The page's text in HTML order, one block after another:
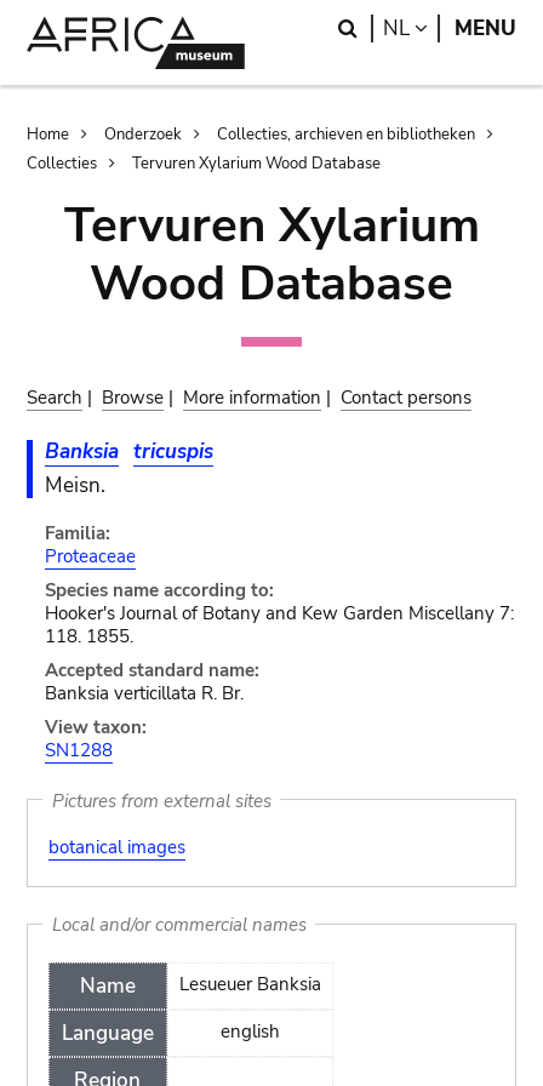
Search
NL LANGUAGE
MENU
Breadcrumb
Home Onderzoek
Collecties, archieven en bibliotheken
Collecties
Tervuren Xylarium Wood Database
Tervuren Xylarium
Wood Database
Search | Browse | More information | Contact persons
Banksia tricuspis
Meisn.
Familia:
Proteaceae
Species name according to:
Hooker's Journal of Botany and Kew Garden Miscellany 7:
118. 1855.
Accepted standard name:
Banksia verticillata R. Br.
View taxon:
SN1288
Pictures from external sites
botanical images
Local and/or commercial names
Name
Language
Lesueuer Banksia
english